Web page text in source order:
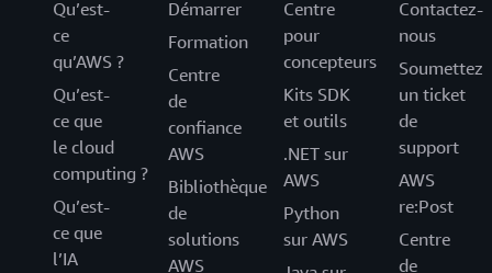
Qu’est-
ce
qu’AWS ?
Qu’est-
ce que
le cloud
computing ?
Qu’est-
ce que
l’IA
Démarrer
Formation
Centre
de
confiance
AWS
Bibliothèque
de
solutions
AWS
Centre
pour
concepteurs
Kits SDK
et outils
.NET sur
AWS
Python
sur AWS
Contactez-
nous
Soumettez
un ticket
de
support
AWS
re:Post
Centre
de